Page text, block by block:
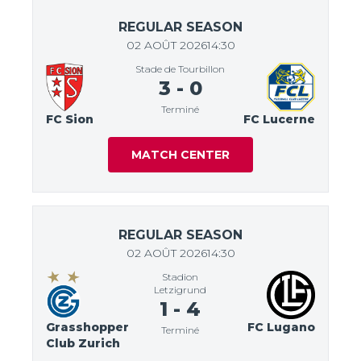
REGULAR SEASON
02 AOÛT 202614:30
FC Sion
Stade de Tourbillon
3 - 0
Terminé
FC Lucerne
MATCH CENTER
REGULAR SEASON
02 AOÛT 202614:30
Grasshopper
Club Zurich
Stadion
Letzigrund
1 - 4
Terminé FC Lugano